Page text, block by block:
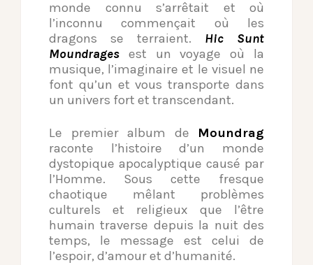
monde connu s’arrêtait et où
l’inconnu commençait où les
dragons se terraient. Hic Sunt
Moundrages est un voyage où la
musique, l’imaginaire et le visuel ne
font qu’un et vous transporte dans
un univers fort et transcendant.
­Le premier album de Moundrag
raconte l’histoire d’un monde
dystopique apocalyptique causé par
l’Homme. Sous cette fresque
chaotique mêlant problèmes
culturels et religieux que l’être
humain traverse depuis la nuit des
temps, le message est celui de
l’espoir, d’amour et d’humanité.